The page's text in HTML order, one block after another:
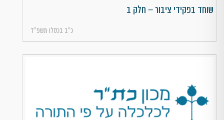
שוחד בפקידי ציבור – חלק ב
כ״ב בכסלו תשפ״ד